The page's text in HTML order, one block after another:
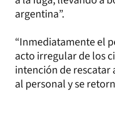
argentina”.
“Inmediatamente el
acto irregular de los
intención de rescatar
al personal y se